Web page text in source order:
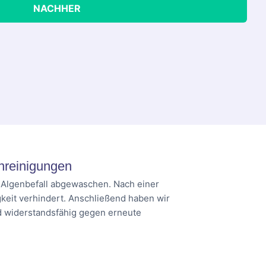
NACHHER
abgewaschen. Nach einer
verhindert. Anschließend haben wir
widerstandsfähig gegen erneute